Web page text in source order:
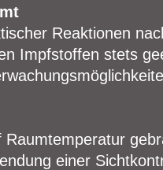
Reaktionen
Impfstoffen stets
einer